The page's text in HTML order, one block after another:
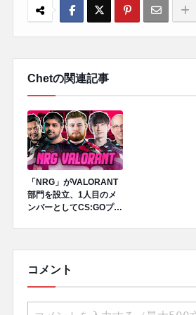
Chetの関連記事
「NRG」がVALORANT
部門を設立、1人目のメ
ンバーとしてCS:GOプレ
コメント